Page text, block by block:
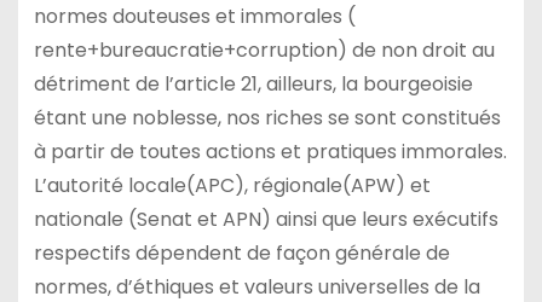
normes douteuses et immorales (
rente+bureaucratie+corruption) de non droit au
détriment de l’article 21, ailleurs, la bourgeoisie
étant une noblesse, nos riches se sont constitués
à partir de toutes actions et pratiques immorales.
L’autorité locale(APC), régionale(APW) et
nationale (Senat et APN) ainsi que leurs exécutifs
respectifs dépendent de façon générale de
normes, d’éthiques et valeurs universelles de la